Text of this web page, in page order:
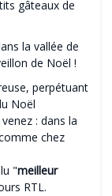
gâteaux de
la vallée de
de Noël !
perpétuant
Noël
: dans la
chez
"meilleur
RTL.